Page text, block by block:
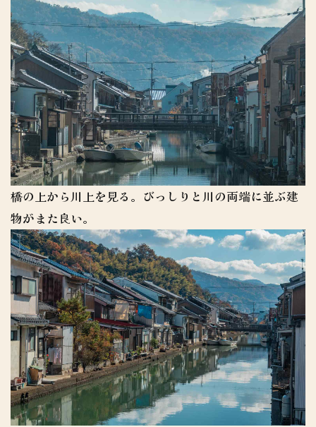
橋の上から川上を見る。びっしりと川の両端に並ぶ建
物がまた良い。